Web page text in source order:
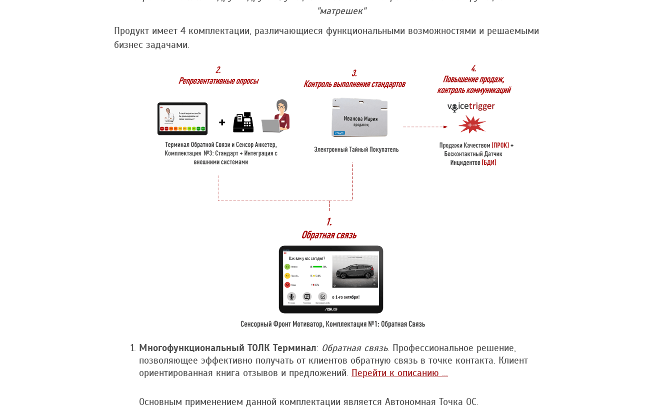
"матрешек"
Продукт имеет 4 комплектации, различающиеся функциональными возможностями и решаемыми
бизнес задачами.
Многофункциональный ТОЛК Терминал: Обратная связь. Профессиональное решение,
позволяющее эффективно получать от клиентов обратную связь в точке контакта. Клиент
ориентированная книга отзывов и предложений. Перейти к описанию ...
Основным применением данной комплектации является Автономная Точка ОС.